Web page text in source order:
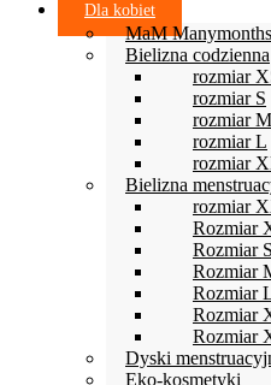
Dla kobiet
MaM
Bielizna codzienna
rozmiar
rozmiar S
rozmiar M
rozmiar L
rozmiar
Bielizna
rozmiar
Rozmiar
Rozmiar S
Rozmiar
Rozmiar
Rozmiar
Rozmiar
Dyski
Eko-kosmetyki